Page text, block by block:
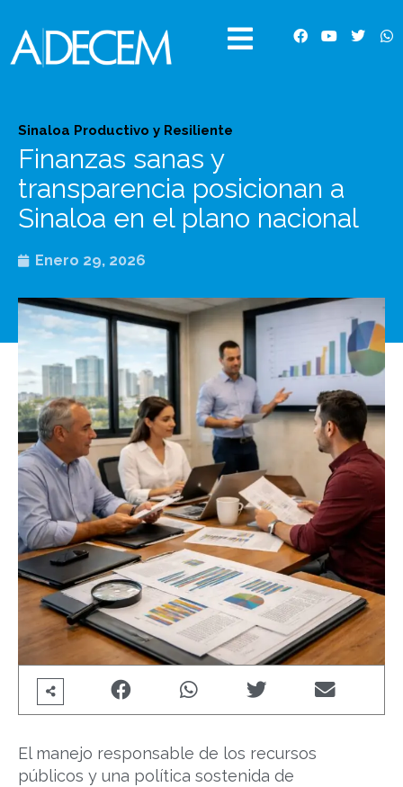
contenido
F
a
Y
T
W
Sinaloa Productivo y Resiliente
Finanzas sanas y
transparencia posicionan a
Sinaloa en el plano nacional
Enero 29, 2026
El manejo responsable de los recursos
públicos y una política sostenida de